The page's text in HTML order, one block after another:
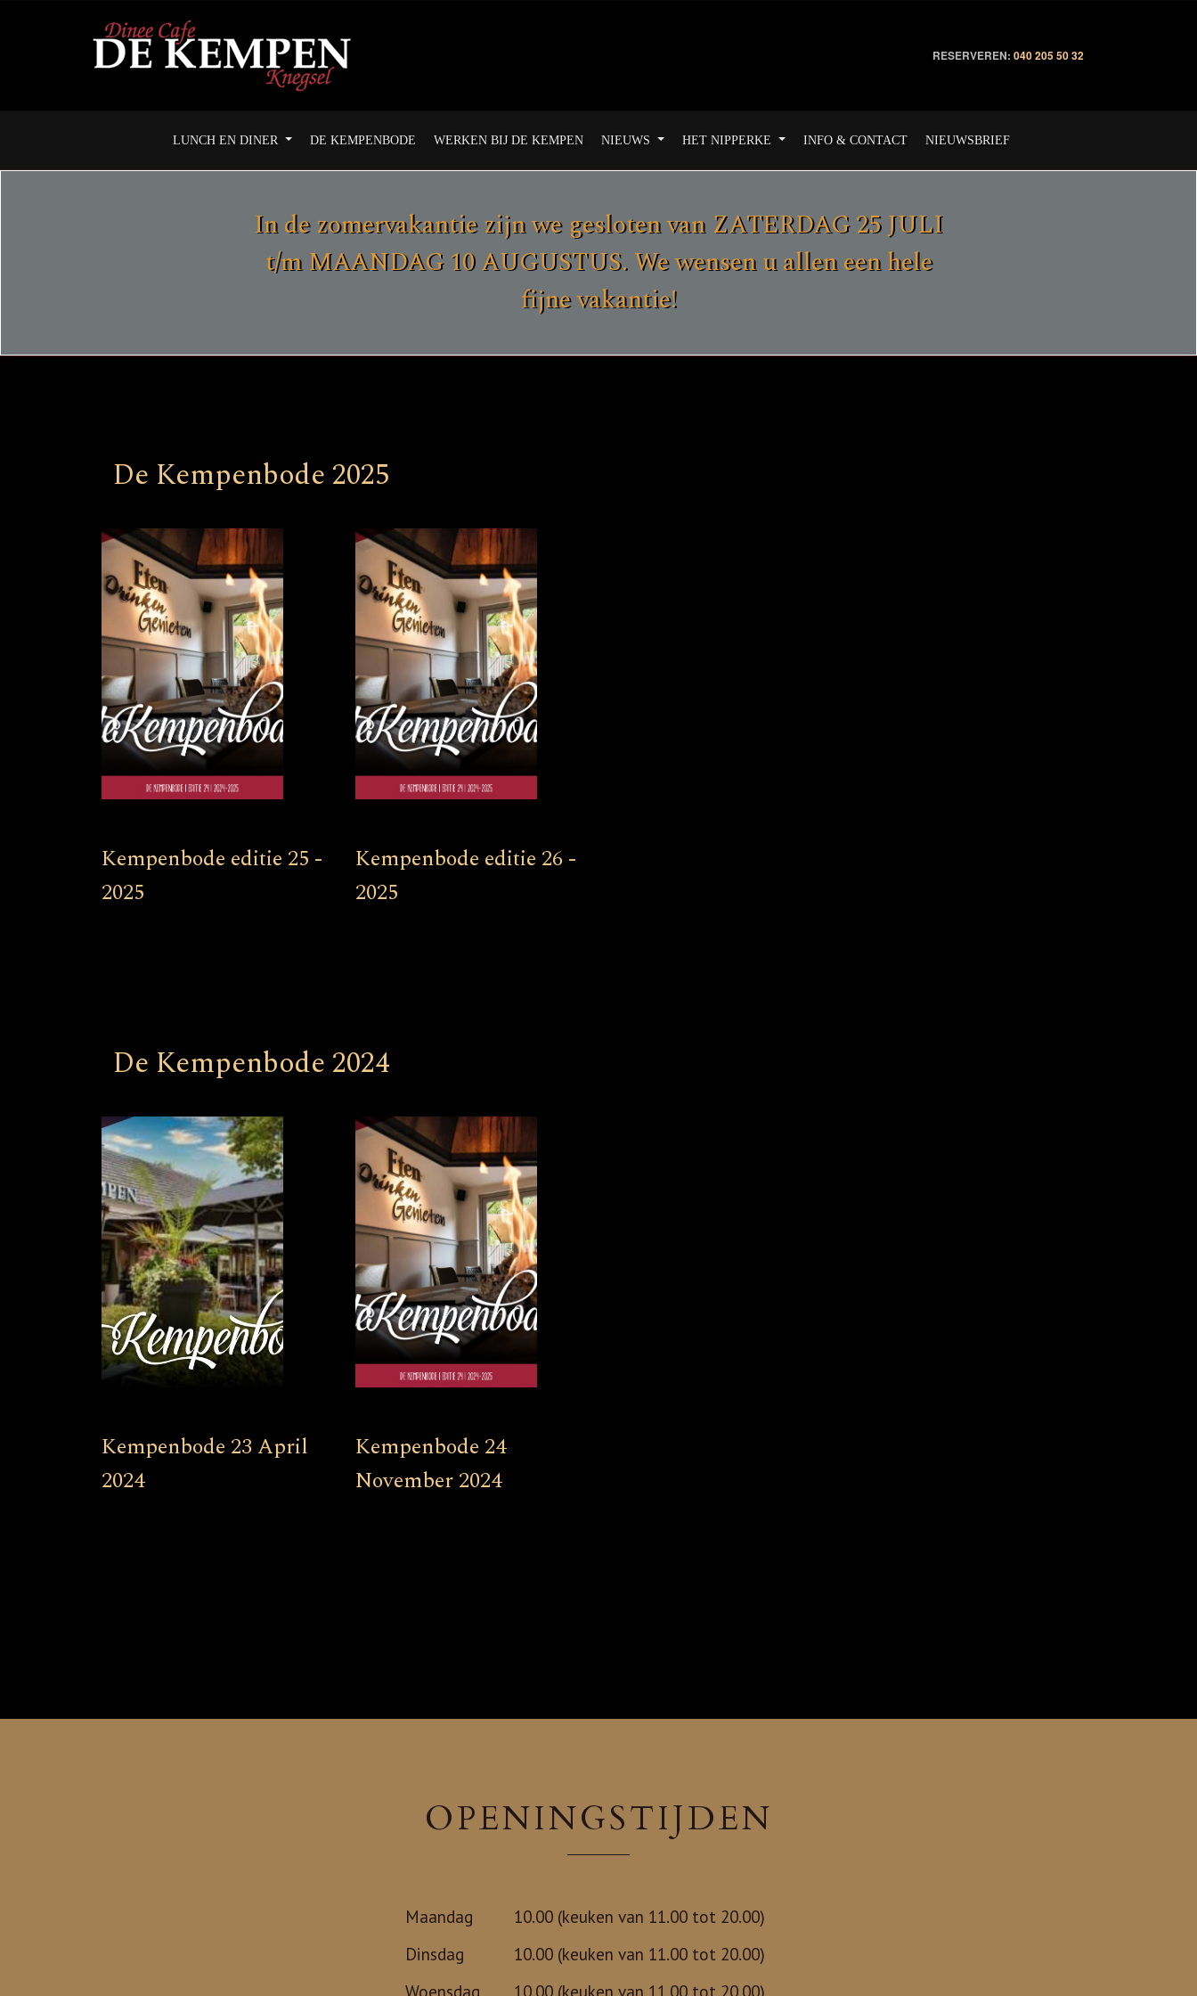
RESERVEREN:040 205 50 32
LUNCH EN DINER DE KEMPENBODE WERKEN BIJ DE KEMPEN NIEUWS HET NIPPERKE INFO & CONTACT NIEUWSBRIEF
In de zomervakantie zijn we gesloten van ZATERDAG 25 JULI
t/m MAANDAG 10 AUGUSTUS. We wensen u allen een hele
fijne vakantie!
De Kempenbode 2025
Kempenbode editie 25 -
2025
Kempenbode editie 26 -
2025
De Kempenbode 2024
Kempenbode 23 April
2024
Kempenbode 24
November 2024
OPENINGSTIJDEN
Maandag
10.00 (keuken van 11.00 tot 20.00)
Dinsdag
10.00 (keuken van 11.00 tot 20.00)
Woensdag
10.00 (keuken van 11.00 tot 20.00)